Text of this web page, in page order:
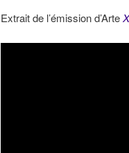
Extrait de l’émission d’Arte